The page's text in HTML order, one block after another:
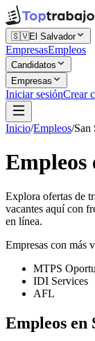
🇸🇻El Salvador
EmpresasEmpleos
Candidatos
Empresas
Iniciar sesiónCrear
Inicio/Empleos/San
Empleos
Explora ofertas de
vacantes aquí con
en línea.
Empresas con más
MTPS
IDI Services
AFL
Empleos en